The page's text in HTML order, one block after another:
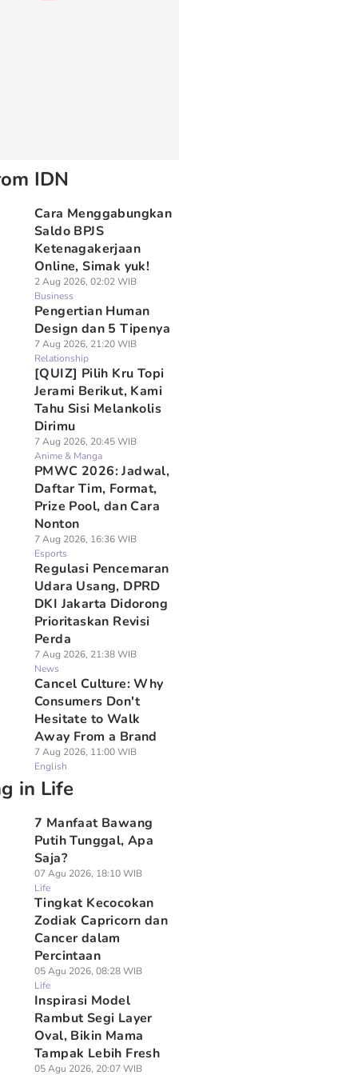
IDN
Cara Menggabungkan
Saldo BPJS
Ketenagakerjaan
Online, Simak yuk!
2 Aug 2026, 02:02 WIB
Business
Pengertian Human
Design dan 5 Tipenya
7 Aug 2026, 21:20 WIB
Relationship
[QUIZ] Pilih Kru Topi
Jerami Berikut, Kami
Tahu Sisi Melankolis
Dirimu
7 Aug 2026, 20:45 WIB
Anime & Manga
PMWC 2026: Jadwal,
Daftar Tim, Format,
Prize Pool, dan Cara
Nonton
7 Aug 2026, 16:36 WIB
Esports
Regulasi Pencemaran
Udara Usang, DPRD
DKI Jakarta Didorong
Prioritaskan Revisi
Perda
7 Aug 2026, 21:38 WIB
News
Cancel Culture: Why
Consumers Don't
Hesitate to Walk
Away From a Brand
7 Aug 2026, 11:00 WIB
English
in Life
7 Manfaat Bawang
Putih Tunggal, Apa
Saja?
07 Agu 2026, 18:10 WIB
Life
Tingkat Kecocokan
Zodiak Capricorn dan
Cancer dalam
Percintaan
05 Agu 2026, 08:28 WIB
Life
Inspirasi Model
Rambut Segi Layer
Oval, Bikin Mama
Tampak Lebih Fresh
05 Agu 2026, 20:07 WIB